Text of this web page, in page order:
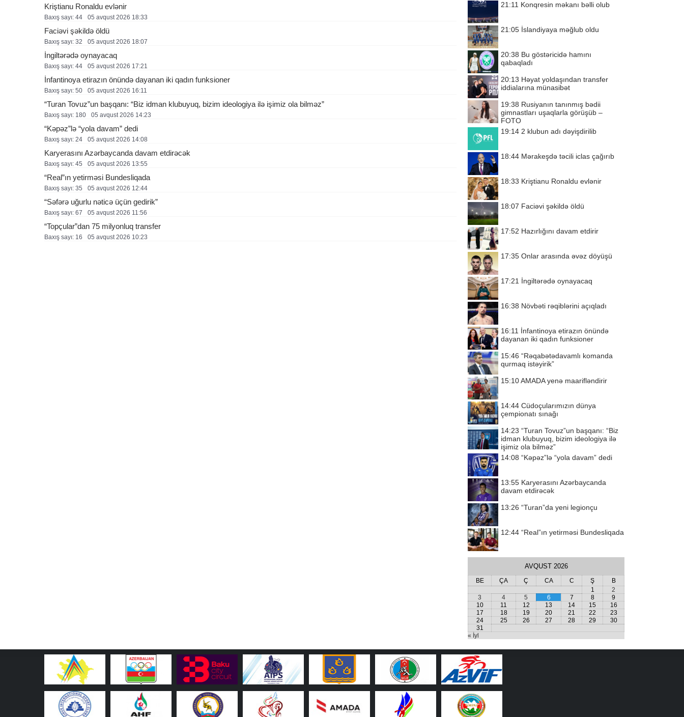
Kriştianu Ronaldu evlənir
Baxış sayı: 44 05 avqust 2026 18:33
Faciəvi şəkildə öldü
Baxış sayı: 32 05 avqust 2026 18:07
İngiltərədə oynayacaq
Baxış sayı: 44 05 avqust 2026 17:21
İnfantinoya etirazın önündə dayanan iki qadın funksioner
Baxış sayı: 50 05 avqust 2026 16:11
“Turan Tovuz”un başqanı: “Biz idman klubuyuq, bizim ideologiya ilə işimiz ola bilməz”
Baxış sayı: 180 05 avqust 2026 14:23
“Kəpəz”lə “yola davam” dedi
Baxış sayı: 24 05 avqust 2026 14:08
Karyerasını Azərbaycanda davam etdirəcək
Baxış sayı: 45 05 avqust 2026 13:55
“Real”ın yetirməsi Bundesliqada
Baxış sayı: 35 05 avqust 2026 12:44
“Səfərə uğurlu nəticə üçün gedirik”
Baxış sayı: 67 05 avqust 2026 11:56
“Topçular”dan 75 milyonluq transfer
Baxış sayı: 16 05 avqust 2026 10:23
21:11 Konqresin məkanı bəlli olub
21:05 İslandiyaya məğlub oldu
20:38 Bu göstəricidə hamını
qabaqladı
20:13 Həyat yoldaşından transfer
iddialarına münasibət
19:38 Rusiyanın tanınmış bədii
gimnastları uşaqlarla görüşüb –
FOTO
19:14 2 klubun adı dəyişdirilib
18:44 Mərakeşdə təcili iclas çağırıb
18:33 Kriştianu Ronaldu evlənir
18:07 Faciəvi şəkildə öldü
17:52 Hazırlığını davam etdirir
17:35 Onlar arasında əvəz döyüşü
17:21 İngiltərədə oynayacaq
16:38 Növbəti rəqiblərini açıqladı
16:11 İnfantinoya etirazın önündə
dayanan iki qadın funksioner
15:46 “Rəqabətədavamlı komanda
qurmaq istəyirik”
15:10AMADA yenə maarifləndirir
14:44 Cüdoçularımızın dünya
çempionatı sınağı
14:23 “Turan Tovuz”un başqanı: “Biz
idman klubuyuq, bizim ideologiya ilə
işimiz ola bilməz”
14:08 “Kəpəz”lə “yola davam” dedi
13:55 Karyerasını Azərbaycanda
davam etdirəcək
13:26 “Turan”da yeni legionçu
12:44 “Real”ın yetirməsi Bundesliqada
AVQUST 2026
BE ÇA Ç CA C Ş
B
1
2
3
4 5 6 7 8
9
10
11 12 13 14 15
16
17
18 19 20 21 22
23
24
25 26 27 28 29
30
31
« İyl